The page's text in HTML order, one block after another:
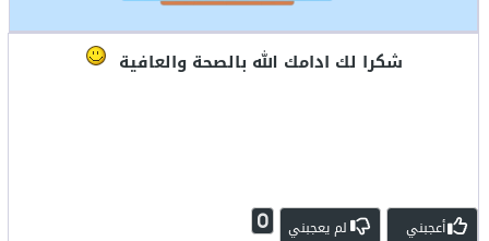
شكرا لك ادامك الله بالصحة والعافية
أعجبني لم يعجبني 0